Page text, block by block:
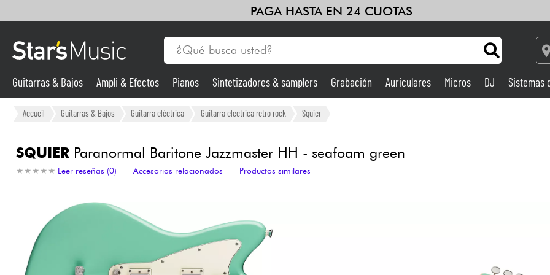
PAGA HASTA EN 24 CUOTAS
Guitarras & Bajos
Sintetizadores & samplers Grabación
Luces
Guitarras & Bajos Ampli & Efectos Pianos Sintetizadores & samplers Grabación Auriculares Micros DJ Sistemas
Accueil Guitarras & Bajos Guitarra eléctrica Guitarra electrica retro rock Squier
SQUIERParanormal Baritone Jazzmaster HH - seafoam green
★ ★ ★ ★ ★
★ ★ ★ ★ ★ Leer reseñas (0) Accesorios relacionados Productos similares